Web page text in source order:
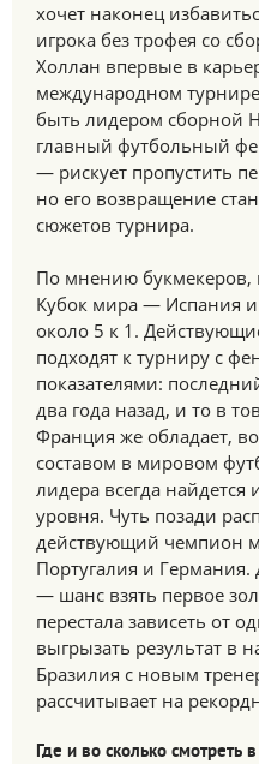
хочет наконец
игрока без трофея со
Холлан впервые в
международном
быть лидером сборной
главный футбольный
— рискует пропустить
но его возвращение
сюжетов турнира.
По мнению букмекеров,
Кубок мира — Испания
около 5 к 1.
подходят к турниру с
показателями:
два года назад, и то в
Франция же обладает,
составом в мировом
лидера всегда найдется
уровня. Чуть позади
действующий чемпион
Португалия и Германия.
— шанс взять первое
перестала зависеть от
выгрызать результат в
Бразилия с новым
рассчитывает на
Где и во сколько смотреть